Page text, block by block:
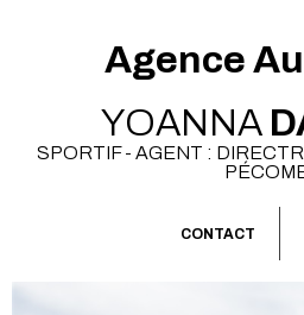
Agence
YOANNA
SPORTIF - AGENT :
CONTACT